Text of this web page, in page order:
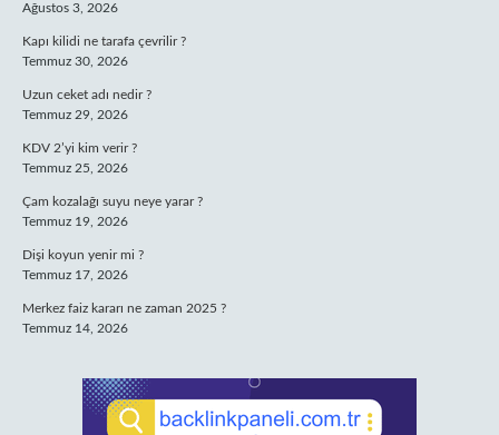
Ağustos 3, 2026
Kapı kilidi ne tarafa çevrilir ?
Temmuz 30, 2026
Uzun ceket adı nedir ?
Temmuz 29, 2026
KDV 2’yi kim verir ?
Temmuz 25, 2026
Çam kozalağı suyu neye yarar ?
Temmuz 19, 2026
Dişi koyun yenir mi ?
Temmuz 17, 2026
Merkez faiz kararı ne zaman 2025 ?
Temmuz 14, 2026